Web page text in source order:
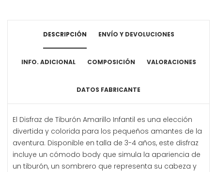
DESCRIPCIÓN ENVÍO Y DEVOLUCIONES
INFO. ADICIONAL COMPOSICIÓN VALORACIONES
DATOS FABRICANTE
El Disfraz de Tiburón Amarillo Infantil es una elección
divertida y colorida para los pequeños amantes de la
aventura. Disponible en talla de 3-4 años, este disfraz
incluye un cómodo body que simula la apariencia de
un tiburón, un sombrero que representa su cabeza y